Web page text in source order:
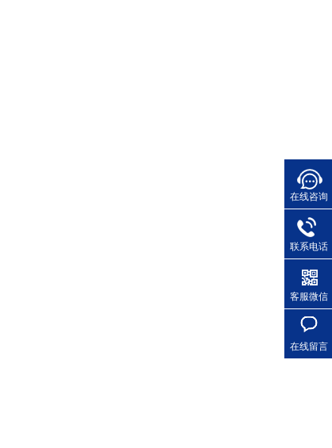
在线咨询
联系电话
客服微信
在线留言